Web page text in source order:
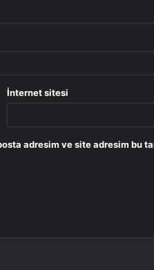
İnternet sitesi
adresim ve site adresim bu